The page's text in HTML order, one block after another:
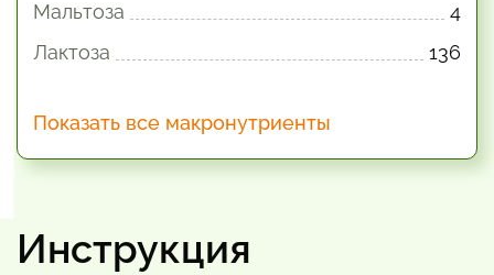
Мальтоза
4
Лактоза
136
Показать все макронутриенты
Инструкция